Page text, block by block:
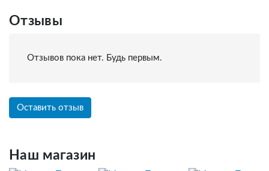
Отзывы
Отзывов пока нет. Будь первым.
Оставить отзыв
Наш магазин